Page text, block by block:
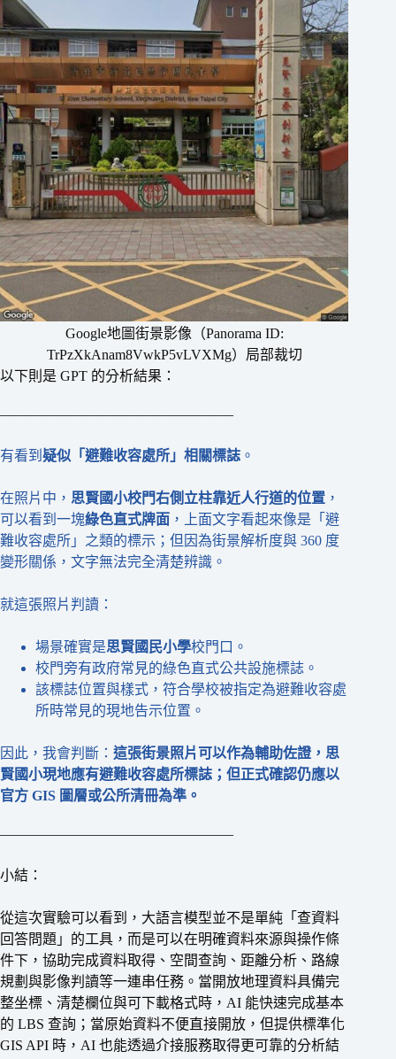
Google地圖街景影像（Panorama ID:
TrPzXkAnam8VwkP5vLVXMg）局部裁切
以下則是 GPT 的分析結果：
————————————————–
有看到 疑似「避難收容處所」相關標誌 。
在照片中， 思賢國小校門右側立柱靠近人行道的位置 ，
可以看到一塊綠色直式牌面 ，上面文字看起來像是「避
難收容處所」之類的標示；但因為街景解析度與 360 度
變形關係，文字無法完全清楚辨識。
就這張照片判讀：
場景確實是思賢國民小學校門口。
校門旁有政府常見的綠色直式公共設施標誌。
該標誌位置與樣式，符合學校被指定為避難收容處
所時常見的現地告示位置。
因此，我會判斷： 這張街景照片可以作為輔助佐證，思
賢國小現地應有避難收容處所標誌；但正式確認仍應以
官方 GIS 圖層或公所清冊為準。
————————————————–
小結：
從這次實驗可以看到，大語言模型並不是單純「查資料
回答問題」的工具，而是可以在明確資料來源與操作條
件下，協助完成資料取得、空間查詢、距離分析、路線
規劃與影像判讀等一連串任務。當開放地理資料具備完
整坐標、清楚欄位與可下載格式時，AI 能快速完成基本
的 LBS 查詢；當原始資料不便直接開放，但提供標準化
GIS API 時，AI 也能透過介接服務取得更可靠的分析結